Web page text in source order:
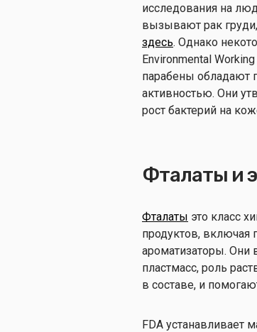
исследования на
вызывают рак
здесь. Однако
Environmental
парабены обладают
активностью. Они
рост бактерий на
Фталаты и
Фталаты это класс
продуктов, включая
ароматизаторы. Они
пластмасс, роль
в составе, и
FDA устанавливает